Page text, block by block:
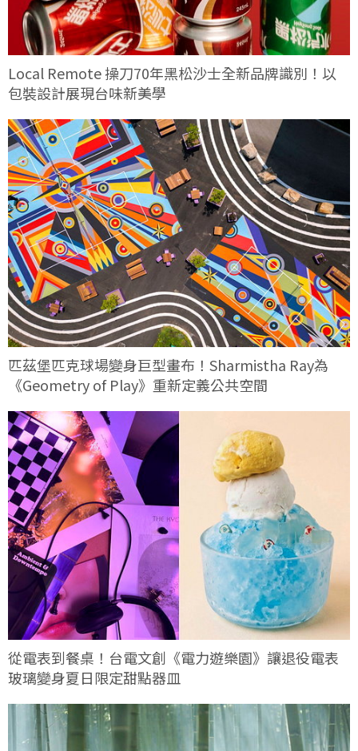
Local Remote 操刀70年黑松沙士全新品牌識別！以
包裝設計展現台味新美學
匹茲堡匹克球場變身巨型畫布！Sharmistha Ray為
《Geometry of Play》重新定義公共空間
從電表到餐桌！台電文創《電力遊樂園》讓退役電表
玻璃變身夏日限定甜點器皿